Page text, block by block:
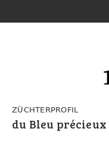
ZÜCHTERPROFIL
du Bleu précieux